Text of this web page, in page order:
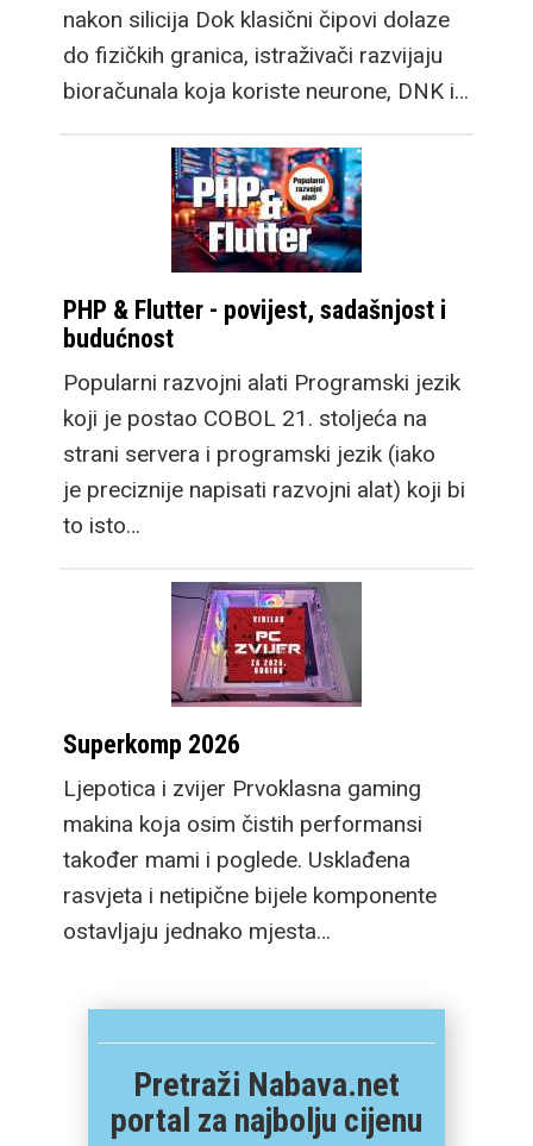
nakon silicija Dok klasični čipovi dolaze
do fizičkih granica, istraživači razvijaju
bioračunala koja koriste neurone, DNK i…
PHP & Flutter - povijest, sadašnjost i
budućnost
Popularni razvojni alati Programski jezik
koji je postao COBOL 21. stoljeća na
strani servera i programski jezik (iako
je preciznije napisati razvojni alat) koji bi
to isto…
Superkomp 2026
Ljepotica i zvijer Prvoklasna gaming
makina koja osim čistih performansi
također mami i poglede. Usklađena
rasvjeta i netipične bijele komponente
ostavljaju jednako mjesta…
Pretraži Nabava.net
portal za najbolju cijenu